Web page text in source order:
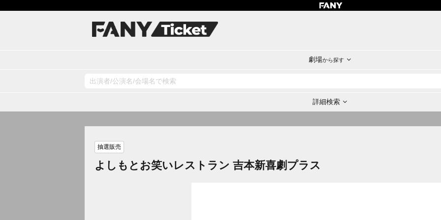
劇場から探す
詳細検索
抽選販売
よしもとお笑いレストラン 吉本新喜劇プラス